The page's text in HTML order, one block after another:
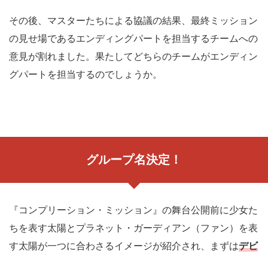
その後、マスターたちによる協議の結果、最終ミッション
の見せ場であるエンディングパートを担当するチームへの
意見が割れました。果たしてどちらのチームがエンディン
グパートを担当するのでしょうか。
グループ名決定！
『コンプリーション・ミッション』の舞台公開前に少女た
ちを表す太陽とプラネット・ガーディアン（ファン）を表
す太陽が一つに合わさるイメージが紹介され、まずはデビ